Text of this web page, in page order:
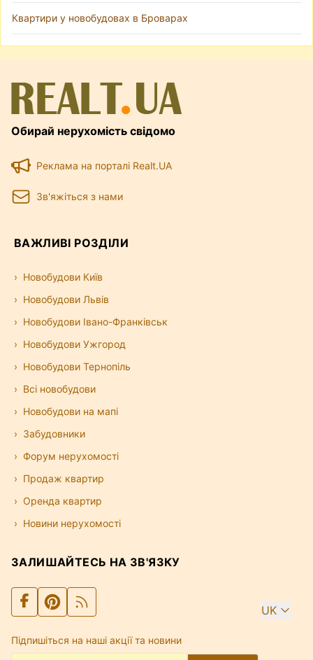
Квартири у новобудовах в Броварах
Обирай нерухомість свідомо
Реклама на порталі Realt.UA
Зв'яжіться з нами
ВАЖЛИВІ РОЗДІЛИ
Новобудови Київ
Новобудови Львів
Новобудови Івано-Франківськ
Новобудови Ужгород
Новобудови Тернопіль
Всі новобудови
Новобудови на мапі
Забудовники
Форум нерухомості
Продаж квартир
Оренда квартир
Новини нерухомості
ЗАЛИШАЙТЕСЬ НА ЗВ'ЯЗКУ
UK
Підпишіться на наші акції та новини